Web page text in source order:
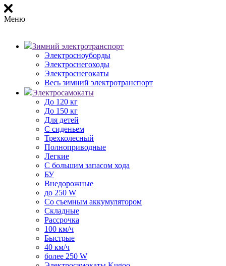
Меню
Зимний электротранспорт
Электросноуборды
Электроснегоходы
Электроснегокаты
Весь зимний электротранспорт
Электросамокаты
До 120 кг
До 150 кг
Для детей
С сиденьем
Трехколесный
Полноприводные
Легкие
С большим запасом хода
БУ
Внедорожные
до 250 W
Со съемным аккумулятором
Складные
Рассрочка
100 км/ч
Быстрые
40 км/ч
более 250 W